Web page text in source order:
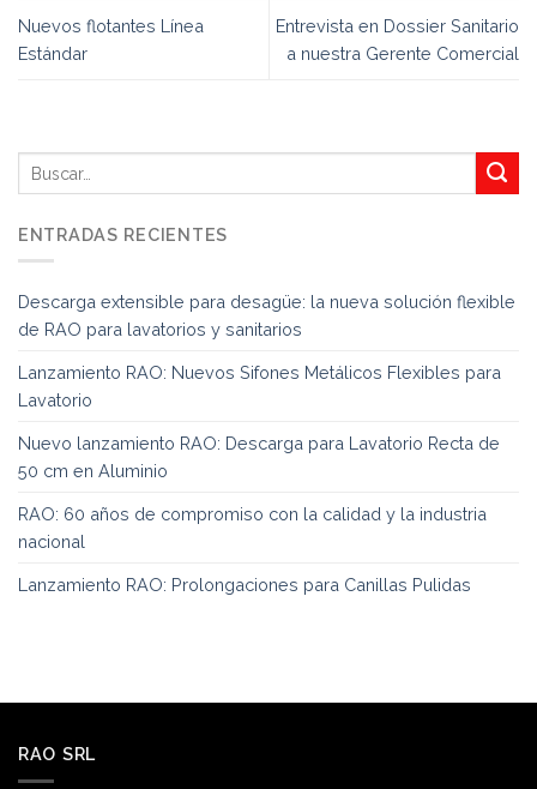
Nuevos flotantes Línea
Estándar
Entrevista en Dossier Sanitario
a nuestra Gerente Comercial
ENTRADAS RECIENTES
Descarga extensible para desagüe: la nueva solución flexible
de RAO para lavatorios y sanitarios
Lanzamiento RAO: Nuevos Sifones Metálicos Flexibles para
Lavatorio
Nuevo lanzamiento RAO: Descarga para Lavatorio Recta de
50 cm en Aluminio
RAO: 60 años de compromiso con la calidad y la industria
nacional
Lanzamiento RAO: Prolongaciones para Canillas Pulidas
RAO SRL